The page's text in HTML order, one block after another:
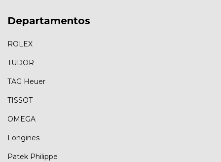
Departamentos
ROLEX
TUDOR
TAG Heuer
TISSOT
OMEGA
Longines
Patek Philippe